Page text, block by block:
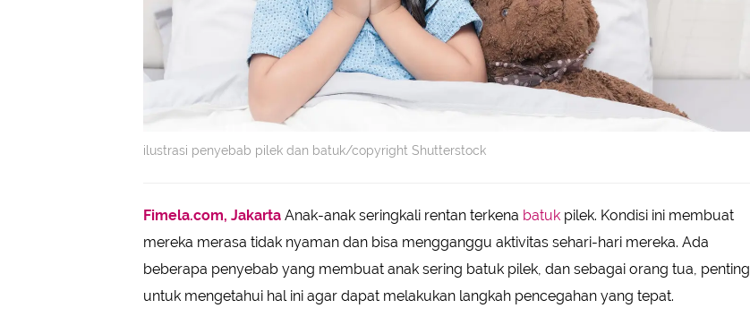
ilustrasi penyebab pilek dan batuk/copyright Shutterstock
Fimela.com, Jakarta Anak-anak seringkali rentan terkena batuk pilek. Kondisi ini membuat
mereka merasa tidak nyaman dan bisa mengganggu aktivitas sehari-hari mereka. Ada
beberapa penyebab yang membuat anak sering batuk pilek, dan sebagai orang tua, penting
untuk mengetahui hal ini agar dapat melakukan langkah pencegahan yang tepat.